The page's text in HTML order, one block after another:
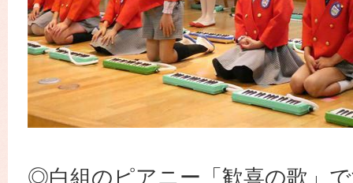
◎白組のピアニー「歓喜の歌」